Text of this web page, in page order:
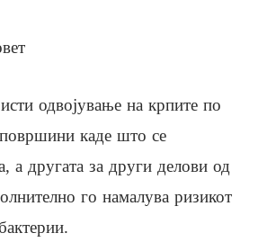
одвојување на крпите по
површини каде што се
а другата за други делови од
го намалува ризикот